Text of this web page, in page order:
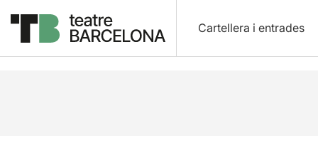
Cartellera i entrades
Descripció Fitxa artística